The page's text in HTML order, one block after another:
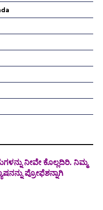
ನೀವೇ ಕೊಲ್ಲದಿರಿ. ನಿಮ್ಮ
ಪ್ರೋಫೆಶನ್ನಾಗಿ